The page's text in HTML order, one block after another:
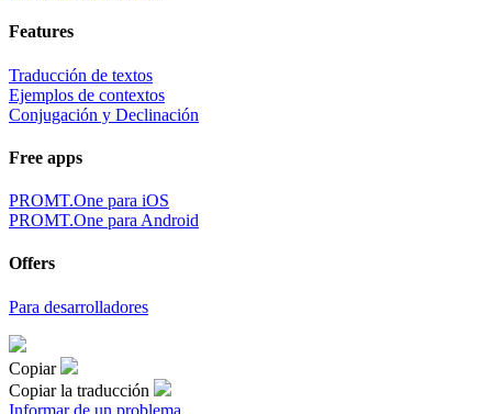
Features
Traducción de textos
Ejemplos de contextos
Conjugación y Declinación
Free apps
PROMT.One para iOS
PROMT.One para Android
Offers
Para desarrolladores
Copiar
Copiar la traducción
Informar de un problema